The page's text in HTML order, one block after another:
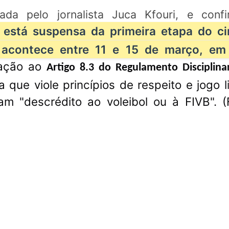
pelo jornalista Juca Kfouri, e
está suspensa da primeira etapa do
entre 11 e 15 de março,
ao Artigo 8.3 do Regulamento
que viole princípios de respeito e jogo
"descrédito ao voleibol ou à FIVB".
adia retomada dos
para 10 de maio
Congresso Nacional
trabalhos nesta